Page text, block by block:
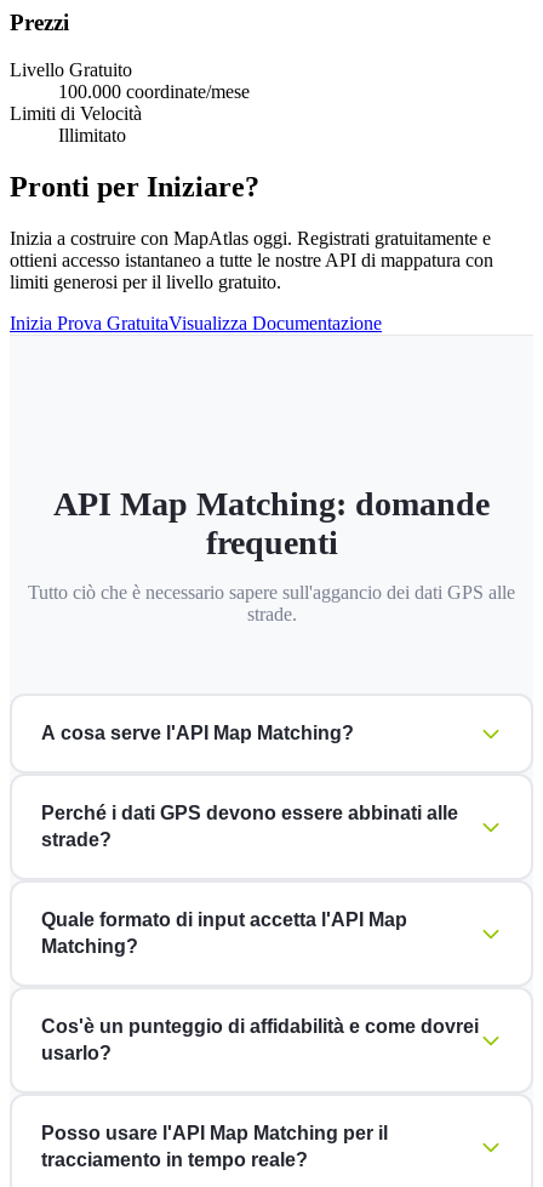
Prezzi
Livello Gratuito
100.000 coordinate/mese
Limiti di Velocità
Illimitato
Pronti per Iniziare?
Inizia a costruire con MapAtlas oggi. Registrati gratuitamente e
ottieni accesso istantaneo a tutte le nostre API di mappatura con
limiti generosi per il livello gratuito.
Inizia Prova GratuitaVisualizza Documentazione
API Map Matching: domande
frequenti
Tutto ciò che è necessario sapere sull'aggancio dei dati GPS alle
strade.
A cosa serve l'API Map Matching?
Perché i dati GPS devono essere abbinati alle
strade?
Quale formato di input accetta l'API Map
Matching?
Cos'è un punteggio di affidabilità e come dovrei
usarlo?
Posso usare l'API Map Matching per il
tracciamento in tempo reale?